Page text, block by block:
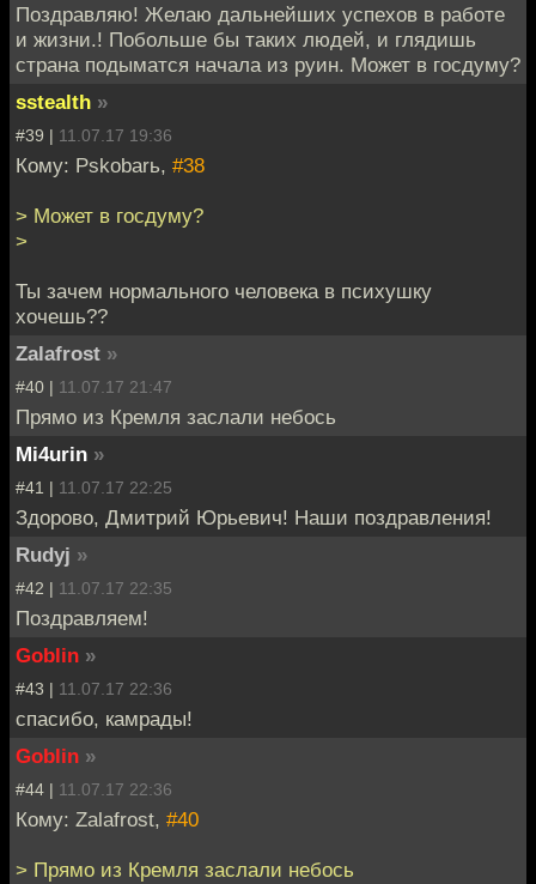
Поздравляю! Желаю дальнейших успехов в работе
и жизни.! Побольше бы таких людей, и глядишь
страна подыматся начала из руин. Может в госдуму?
sstealth »
#39 | 11.07.17 19:36
Кому: Pskobarь, #38
> Может в госдуму?
>
Ты зачем нормального человека в психушку
хочешь??
Zalafrost »
#40 | 11.07.17 21:47
Прямо из Кремля заслали небось
Mi4urin »
#41 | 11.07.17 22:25
Здорово, Дмитрий Юрьевич! Наши поздравления!
Rudyj »
#42 | 11.07.17 22:35
Поздравляем!
Goblin »
#43 | 11.07.17 22:36
спасибо, камрады!
Goblin »
#44 | 11.07.17 22:36
Кому: Zalafrost, #40
> Прямо из Кремля заслали небось